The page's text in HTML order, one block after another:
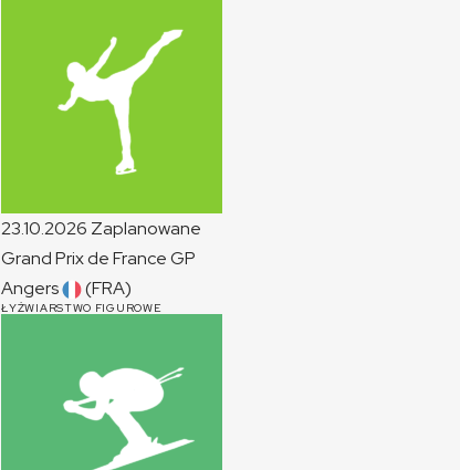
23.10.2026 Zaplanowane
Grand Prix de FranceGP
Angers
(FRA)
ŁYŻWIARSTWO FIGUROWE